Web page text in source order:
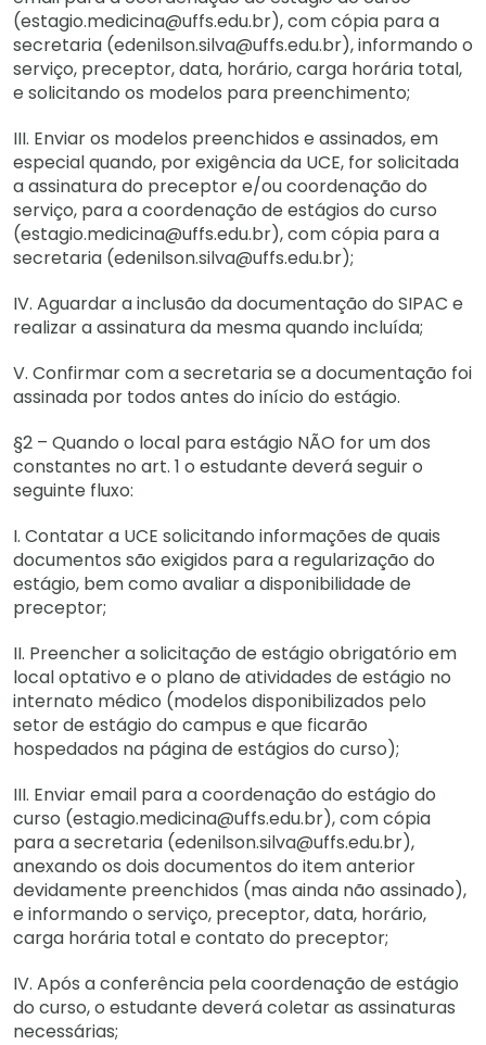
(estagio.medicina@uffs.edu.br), com cópia para a
secretaria (edenilson.silva@uffs.edu.br), informando o
serviço, preceptor, data, horário, carga horária total,
e solicitando os modelos para preenchimento;
III. Enviar os modelos preenchidos e assinados, em
especial quando, por exigência da UCE, for solicitada
a assinatura do preceptor e/ou coordenação do
serviço, para a coordenação de estágios do curso
(estagio.medicina@uffs.edu.br), com cópia para a
secretaria (edenilson.silva@uffs.edu.br);
IV. Aguardar a inclusão da documentação do SIPAC e
realizar a assinatura da mesma quando incluída;
V. Confirmar com a secretaria se a documentação foi
assinada por todos antes do início do estágio.
§2 – Quando o local para estágio NÃO for um dos
constantes no art. 1 o estudante deverá seguir o
seguinte fluxo:
I. Contatar a UCE solicitando informações de quais
documentos são exigidos para a regularização do
estágio, bem como avaliar a disponibilidade de
preceptor;
II. Preencher a solicitação de estágio obrigatório em
local optativo e o plano de atividades de estágio no
internato médico (modelos disponibilizados pelo
setor de estágio do campus e que ficarão
hospedados na página de estágios do curso);
III. Enviar email para a coordenação do estágio do
curso (estagio.medicina@uffs.edu.br), com cópia
para a secretaria (edenilson.silva@uffs.edu.br),
anexando os dois documentos do item anterior
devidamente preenchidos (mas ainda não assinado),
e informando o serviço, preceptor, data, horário,
carga horária total e contato do preceptor;
IV. Após a conferência pela coordenação de estágio
do curso, o estudante deverá coletar as assinaturas
necessárias;